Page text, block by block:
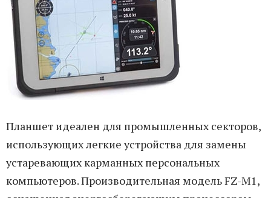
Планшет идеален для промышленных секторов,
использующих легкие устройства для замены
уста­ревающих карманных персональных
компьютеров. Производительная модель FZ-M1,